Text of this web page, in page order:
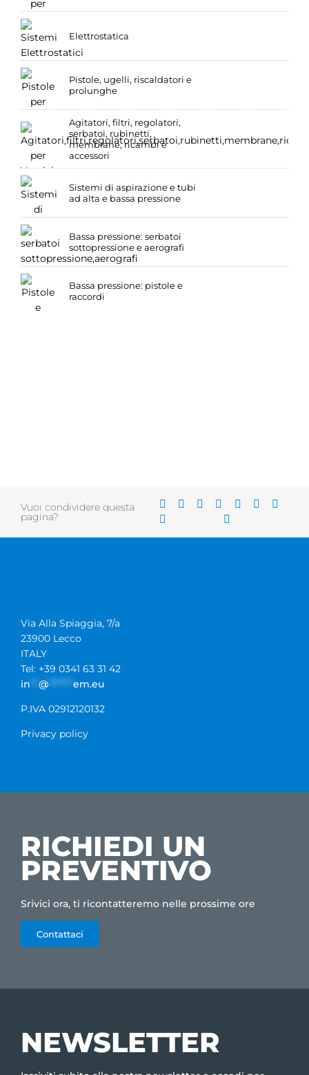
Elettrostatica
Pistole, ugelli, riscaldatori e
prolunghe
Agitatori, filtri, regolatori,
serbatoi, rubinetti,
membrane, ricambi e
accessori
Sistemi di aspirazione e tubi
ad alta e bassa pressione
Bassa pressione: serbatoi
sottopressione e aerografi
Bassa pressione: pistole e
raccordi
Vuoi condividere questa
pagina?
Via Alla Spiaggia, 7/a
23900 Lecco
ITALY
Tel: +39 0341 63 31 42
in
@ ****** em.eu
P.IVA 02912120132
Privacy policy
RICHIEDI UN
PREVENTIVO
Srivici ora, ti ricontatteremo nelle prossime ore
Contattaci
NEWSLETTER